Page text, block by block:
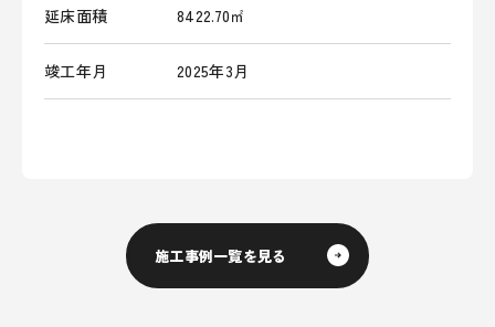
延床面積 8422.70㎡
竣工年月 2025年3月
施工事例一覧を見る